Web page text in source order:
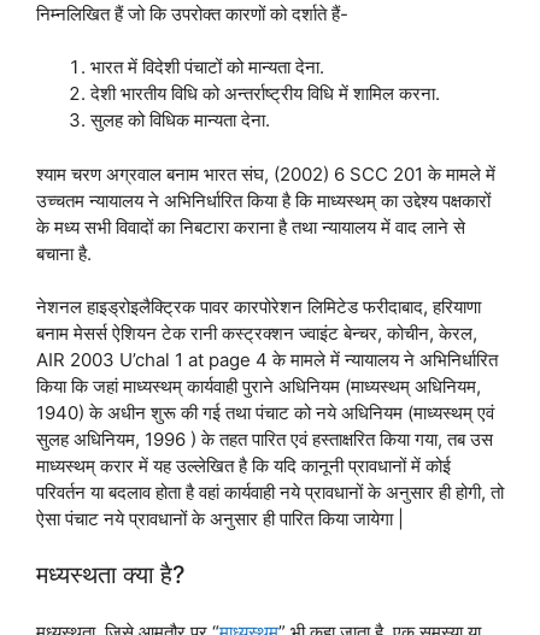
निम्नलिखित हैं जो कि उपरोक्त कारणों को दर्शाते हैं-
भारत में विदेशी पंचाटों को मान्यता देना.
देशी भारतीय विधि को अन्तर्राष्ट्रीय विधि में शामिल करना.
सुलह को विधिक मान्यता देना.
श्याम चरण अग्रवाल बनाम भारत संघ, (2002) 6 SCC 201 के मामले में
उच्चतम न्यायालय ने अभिनिर्धारित किया है कि माध्यस्थम् का उद्देश्य पक्षकारों
के मध्य सभी विवादों का निबटारा कराना है तथा न्यायालय में वाद लाने से
बचाना है.
नेशनल हाइड्रोइलैक्ट्रिक पावर कारपोरेशन लिमिटेड फरीदाबाद, हरियाणा
बनाम मेसर्स ऐशियन टेक रानी कस्ट्रक्शन ज्वाइंट बेन्चर, कोचीन, केरल,
AIR 2003 U’chal 1 at page 4 के मामले में न्यायालय ने अभिनिर्धारित
किया कि जहां माध्यस्थम् कार्यवाही पुराने अधिनियम (माध्यस्थम् अधिनियम,
1940) के अधीन शुरू की गई तथा पंचाट को नये अधिनियम (माध्यस्थम् एवं
सुलह अधिनियम, 1996 ) के तहत पारित एवं हस्ताक्षरित किया गया, तब उस
माध्यस्थम् करार में यह उल्लेखित है कि यदि कानूनी प्रावधानों में कोई
परिवर्तन या बदलाव होता है वहां कार्यवाही नये प्रावधानों के अनुसार ही होगी, तो
ऐसा पंचाट नये प्रावधानों के अनुसार ही पारित किया जायेगा |
मध्यस्थता क्या है?